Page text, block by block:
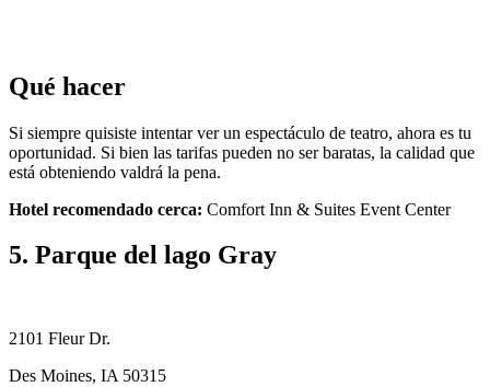
Qué hacer
Si siempre quisiste intentar ver un espectáculo de teatro, ahora es tu
oportunidad. Si bien las tarifas pueden no ser baratas, la calidad que
está obteniendo valdrá la pena.
Hotel recomendado cerca: Comfort Inn & Suites Event Center
5. Parque del lago Gray
2101 Fleur Dr.
Des Moines, IA 50315